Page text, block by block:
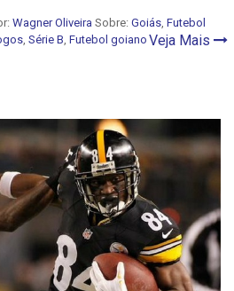
Wagner Oliveira Sobre: Goiás Futebol
Série B Futebol goiano Veja Mais